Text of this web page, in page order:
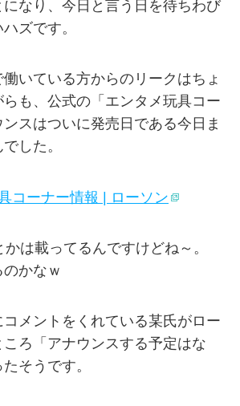
なり、今日と言う日を待ちわび
ズです。
いている方からのリークはちょ
も、公式の「エンタメ玩具コー
スはついに発売日である今日ま
した。
コーナー情報 | ローソン
は載ってるんですけどね～。
かなｗ
メントをくれている某氏がロー
ろ「アナウンスする予定はな
そうです。